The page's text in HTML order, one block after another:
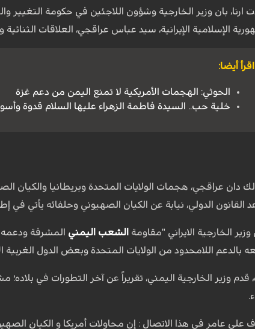
ارنا، بان وزير الخارجية وشؤون اللاجئين في حكومة التغيير
الإسلامية الإيرانية، سيد عباس عراقجي، العلاقات
اقرأ أيضا:
الحوثي: الهجمات الأمريكية لا تمنع اليمن من دعم غزة
خلية حب.. السيدة فاطمة الزهراء عليها السلام قدوة
دان عراقجي، هجمات الولايات المتحدة وبريطانيا والكيان
القانون الدولي، نيابة عن الكيان الصهيوني وحلفائه يأتي
الخارجية الايراني "مقاومة الشعب اليمني المشرفة ودعمه
بالدعم اللامحدود من الولايات المتحدة وبعض الدول
قدم وزير الخارجية اليمني، تقريراً عن آخر التطورات في
علي عامر في هذا الاتصال : إن محاولات أمريكا و الكيان